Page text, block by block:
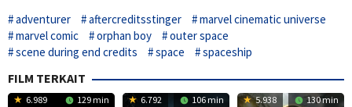
adventurer
aftercreditsstinger
marvel cinematic universe
marvel comic
orphan boy
outer space
scene during end credits
space spaceship
FILM TERKAIT
6.989 129 min 6.792 106 min 5.938 130 min